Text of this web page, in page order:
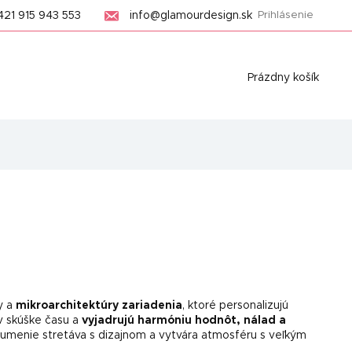
915 943 553 info@glamourdesign.sk Prihlásenie
Nákupný
Prázdny košík
a mikroarchitektúry zariadenia, ktoré personalizujú
skúške času a vyjadrujú harmóniu hodnôt, nálad a
stretáva s dizajnom a vytvára atmosféru s veľkým